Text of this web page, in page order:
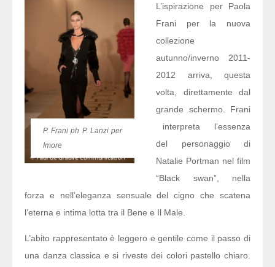
P. Frani ph P. Lanzi per
Imore
L’ispirazione per Paola
Frani per la nuova
collezione
autunno/inverno 2011-
2012 arriva, questa
volta, direttamente dal
grande schermo. Frani
interpreta l’essenza
del personaggio di
Natalie Portman nel film
“Black swan”, nella
forza e nell’eleganza sensuale del cigno che scatena
l’eterna e intima lotta tra il Bene e Il Male.
L’abito rappresentato è leggero e gentile come il passo di
una danza classica e si riveste dei colori pastello chiaro.